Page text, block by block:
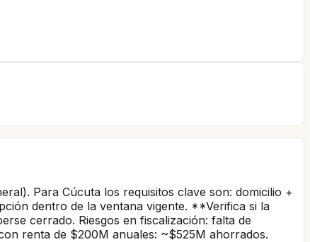
Para Cúcuta los requisitos clave son: domicilio +
dentro de la ventana vigente. **Verifica si la
cerrado. Riesgos en fiscalización: falta de
renta de $200M anuales: ~$525M ahorrados.